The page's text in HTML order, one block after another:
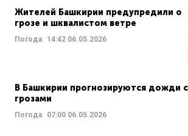
Жителей Башкирии предупредили о
грозе и шквалистом ветре
Погода 14:42 06.05.2026
В Башкирии прогнозируются дожди с
грозами
Погода 07:00 06.05.2026